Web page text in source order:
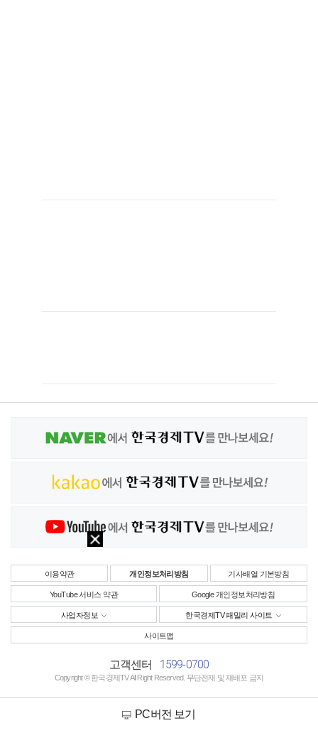
이용약관 개인정보처리방침 기사배열 기본방침
YouTube 서비스 약관 Google 개인정보처리방침
사업자정보 한국경제TV 패밀리 사이트
사이트맵
고객센터 1599-0700
Copyright © 한국경제TV All Right Reserved. 무단전재 및 재배포 금지
PC버전 보기